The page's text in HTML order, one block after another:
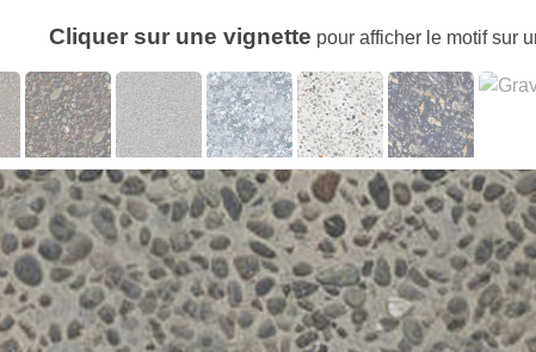
Cliquer sur une vignette pour afficher le motif sur